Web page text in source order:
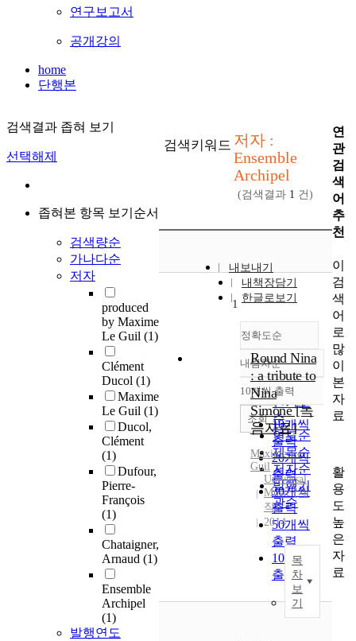
연구보고서
공개강의
home
단행본
검색결과 좁혀 보기
선택해제
좁혀본 항목 보기순서
검색량순
가나다순
저자
produced
by Maxime
Le Guil (1)
Clément
Ducol (1)
Maxime
Le Guil (1)
Ducol,
Clément
(1)
Dufour,
Pierre-
François
(1)
Chataigner,
Arnaud (1)
Ensemble
Archipel
(1)
발행연도
검색키워드 저자 :
Ensemble
Archipel
(검색결과 1 건)
내보내기
내책장담기
한글로보기
정확도순
정확도
순
인기도
순
연도순
제목순
저자순
발행기
관순
내림차순
내림차순
10개씩 출력
10개씩
출력
20개씩
출력
30개씩
출력
50개씩
출력
100개씩
출력
조회
1
Round Nina
: a tribute to
Nina
Simone [녹
음자료]
Maxime Le
Guil
Universal
Music [제
작]
2014
목
차
보
기
연
관
검
색
어
추
천
이
검
색
어
로
많
이
본
자
료
활
용
도
높
은
자
료